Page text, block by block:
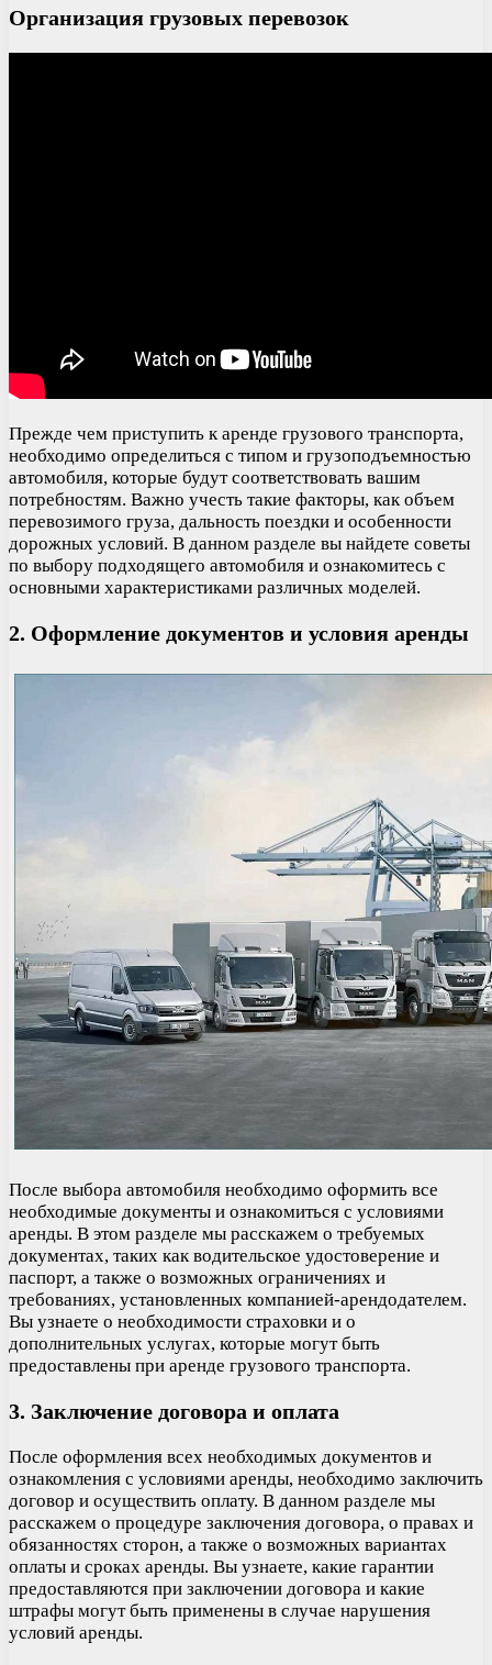
Организация грузовых перевозок
Прежде чем приступить к аренде грузового транспорта,
необходимо определиться с типом и грузоподъемностью
автомобиля, которые будут соответствовать вашим
потребностям. Важно учесть такие факторы, как объем
перевозимого груза, дальность поездки и особенности
дорожных условий. В данном разделе вы найдете советы
по выбору подходящего автомобиля и ознакомитесь с
основными характеристиками различных моделей.
2. Оформление документов и условия аренды
После выбора автомобиля необходимо оформить все
необходимые документы и ознакомиться с условиями
аренды. В этом разделе мы расскажем о требуемых
документах, таких как водительское удостоверение и
паспорт, а также о возможных ограничениях и
требованиях, установленных компанией-арендодателем.
Вы узнаете о необходимости страховки и о
дополнительных услугах, которые могут быть
предоставлены при аренде грузового транспорта.
3. Заключение договора и оплата
После оформления всех необходимых документов и
ознакомления с условиями аренды, необходимо заключить
договор и осуществить оплату. В данном разделе мы
расскажем о процедуре заключения договора, о правах и
обязанностях сторон, а также о возможных вариантах
оплаты и сроках аренды. Вы узнаете, какие гарантии
предоставляются при заключении договора и какие
штрафы могут быть применены в случае нарушения
условий аренды.